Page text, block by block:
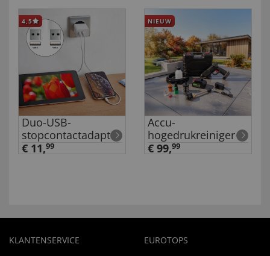
4,5
Duo-USB-
stopcontactadapter
€ 11,99
NIEUW
Accu-
hogedrukreiniger
€ 99,99
KLANTENSERVICE EUROTOPS